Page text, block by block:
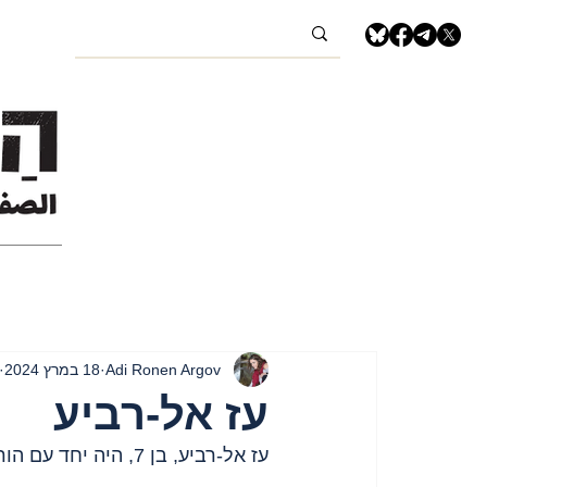
עז אל-רביע
Adi Ronen Argov 18 במרץ 2024
עז אל-רביע, בן 7, היה יחד עם הוריו, דודתו ובני דודיו ואיננו. צפון הרצועה, 18 במרץ 2024.